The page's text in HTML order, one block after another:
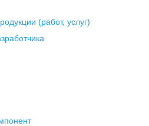
(работ, услуг)